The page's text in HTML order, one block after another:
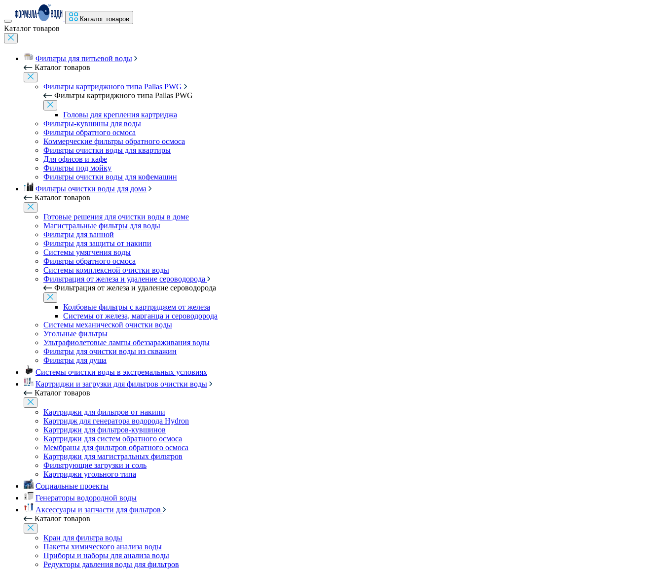
Каталог товаров
Каталог товаров
Фильтры для питьевой воды
Каталог товаров
Фильтры картриджного типа Pallas PWG
Фильтры картриджного типа Pallas PWG
Головы для крепления картриджа
Фильтры-кувшины для воды
Фильтры обратного осмоса
Коммерческие фильтры обратного осмоса
Фильтры очистки воды для квартиры
Для офисов и кафе
Фильтры под мойку
Фильтры очистки воды для кофемашин
Фильтры очистки воды для дома
Каталог товаров
Готовые решения для очистки воды в доме
Магистральные фильтры для воды
Фильтры для ванной
Фильтры для защиты от накипи
Системы умягчения воды
Фильтры обратного осмоса
Системы комплексной очистки воды
Фильтрация от железа и удаление сероводорода
Фильтрация от железа и удаление сероводорода
Колбовые фильтры с картриджем от железа
Системы от железа, марганца и сероводорода
Системы механической очистки воды
Угольные фильтры
Ультрафиолетовые лампы обеззараживания воды
Фильтры для очистки воды из скважин
Фильтры для душа
Системы очистки воды в экстремальных условиях
Картриджи и загрузки для фильтров очистки воды
Каталог товаров
Картриджи для фильтров от накипи
Картридж для генератора водорода Hydron
Картриджи для фильтров-кувшинов
Картриджи для систем обратного осмоса
Мембраны для фильтров обратного осмоса
Картриджи для магистральных фильтров
Фильтрующие загрузки и соль
Картриджи угольного типа
Социальные проекты
Генераторы водородной воды
Аксессуары и запчасти для фильтров
Каталог товаров
Кран для фильтра воды
Пакеты химического анализа воды
Приборы и наборы для анализа воды
Редукторы давления воды для фильтров